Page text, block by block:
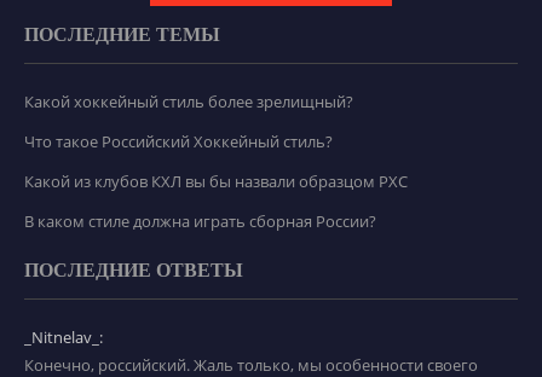
ПОСЛЕДНИЕ ТЕМЫ
Какой хоккейный стиль более зрелищный?
Что такое Российский Хоккейный стиль?
Какой из клубов КХЛ вы бы назвали образцом РХС
В каком стиле должна играть сборная России?
ПОСЛЕДНИЕ ОТВЕТЫ
_Nitnelav_:
Конечно, российский. Жаль только, мы особенности своего